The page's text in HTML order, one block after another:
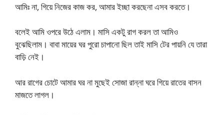
আমিঃ না, গিয়ে নিজের কাজ কর, আমার ইচ্ছা করছেনা এসব করতে।
বলেই আমি ওপরে উঠে এলাম। মাসি একটু রাগ করল তা আমিও
বুঝেছিলাম। বাবা মায়ের ঘর পুরো চাপানো ছিল তাই মাসি টের পায়নি যে তারা
বাড়ি নেই।
আর রাগের চোটে আমার ঘর না মুছেই সোজা রান্না ঘরে গিয়ে রাতের বাসন
মাজতে লাগল।